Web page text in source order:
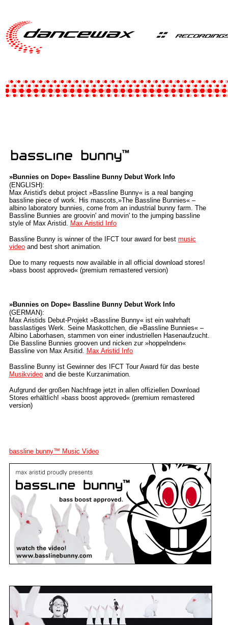
»Bunnies on Dope« Bassline Bunny Debut Work Info
(ENGLISH):
Max Aristid's debut project »Bassline Bunny« is a real banging
bassline piece of work. His mascots,»The Bassline Bunnies« –
albino laboratory bunnies, come from an industrial bunny farm. The
Bassline Bunnies are groovin' and movin' to the jumping bassline
style of Max Aristid. Max Aristid Info
Bassline Bunny is winner of the IFCT tour award for best music
video and best short animation.
Due to many requests now available in all official download stores!
»bass boost approved« (premium remastered version)
»Bunnies on Dope« Bassline Bunny Debut Work Info
(GERMAN):
Max Aristids Debut-Projekt »Bassline Bunny« ist ein wahrhaft
basslastiges Werk. Seine Maskottchen, die »Bassline Bunnies« –
Albino Laborhasen, stammen von einer industriellen Hasenaufzucht.
Die Bassline Bunnies grooven und nicken zur »hoppelnden«
Bassline von Max Arsitid. Max Aristid Info
Bassline Bunny ist Gewinner des IFCT Tour Award für das beste
Musikvideo and die beste Kurzanimation.
Aufgrund der großen Nachfrage jetzt in allen offiziellen Download
Stores erhältlich! »bass boost approved« (premium remastered
version)
bassline bunny™ Music Video